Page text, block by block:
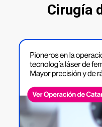
Cirugía